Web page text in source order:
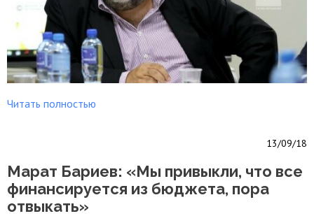
Читать полностью
13/09/18
Марат Бариев: «Мы привыкли, что все
финансируется из бюджета, пора
отвыкать»